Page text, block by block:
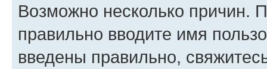
Возможно несколько причин.
правильно вводите имя
введены правильно,